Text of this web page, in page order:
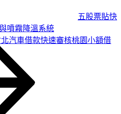
五股票貼快
噴霧降溫系統
汽車借款快速審核桃園小額借